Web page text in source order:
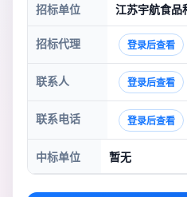
招标单位 江苏宇航食品
招标代理 登录后查看
联系人 登录后查看
联系电话 登录后查看
中标单位 暂无